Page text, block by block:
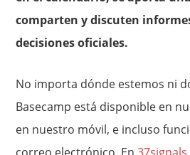
comparten y discuten
decisiones oficiales.
No importa dónde estemos ni
Basecamp está disponible en
en nuestro móvil, e incluso